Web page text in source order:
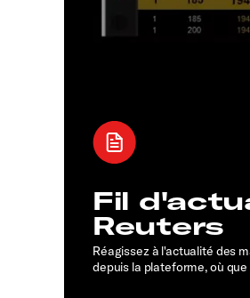
Fil
Reuters
Réagissez à l'actualité des
depuis la plateforme, où